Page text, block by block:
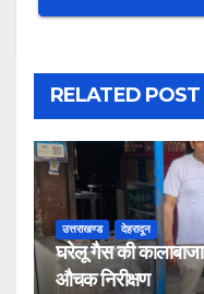
RELATED POST
उत्तराखण्ड देहरादून
घरेलू गैस की
औचक निरीक्षण